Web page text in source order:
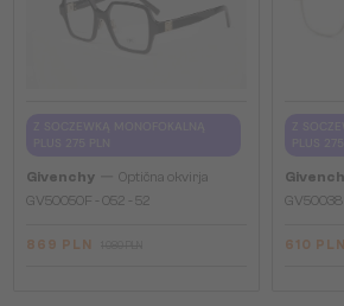
Givenchy
Optična okvirja
GV50050F - 052 - 52
869 PLN 610 PLN